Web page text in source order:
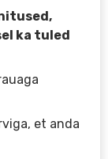
ka tuled
et anda